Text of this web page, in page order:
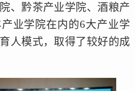
、黔茶产业学院、酒粮产
业学院在内的6大产业学
人模式，取得了较好的成